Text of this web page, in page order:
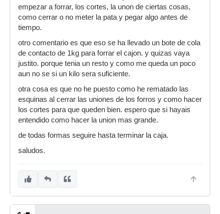
empezar a forrar, los cortes, la unon de ciertas cosas,
como cerrar o no meter la pata y pegar algo antes de
tiempo.
otro comentario es que eso se ha llevado un bote de cola
de contacto de 1kg para forrar el cajon. y quizas vaya
justito. porque tenia un resto y como me queda un poco
aun no se si un kilo sera suficiente.
otra cosa es que no he puesto como he rematado las
esquinas al cerrar las uniones de los forros y como hacer
los cortes para que queden bien. espero que si hayais
entendido como hacer la union mas grande.
de todas formas seguire hasta terminar la caja.
saludos.